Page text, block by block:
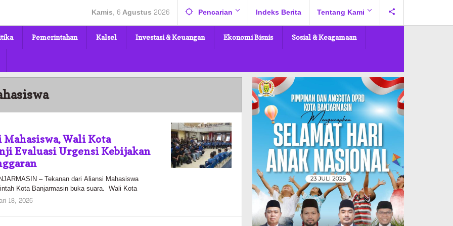
Kamis, 6 Agustus 2026 Pencarian Indeks Berita Tentang Kami
Pemerintahan Kalsel Investasi & Keuangan Ekonomi Bisnis Sosial & Keagamaan
Wali Kota
Evaluasi Urgensi Kebijakan
– Tekanan dari Aliansi Mahasiswa
Kota Banjarmasin buka suara. Wali Kota
18, 2026